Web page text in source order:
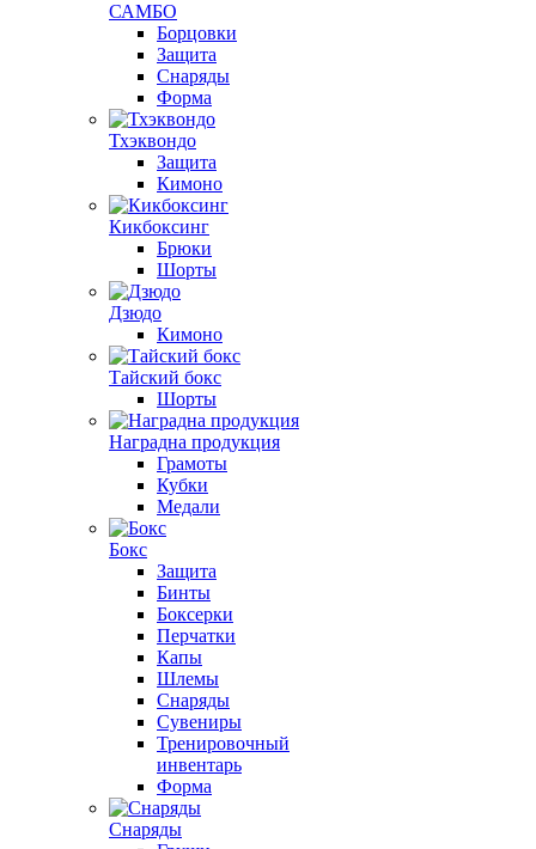
САМБО
Борцовки
Защита
Снаряды
Форма
Тхэквондо
Защита
Кимоно
Кикбоксинг
Брюки
Шорты
Дзюдо
Кимоно
Тайский бокс
Шорты
Наградна продукция
Грамоты
Кубки
Медали
Бокс
Защита
Бинты
Боксерки
Перчатки
Капы
Шлемы
Снаряды
Сувениры
Тренировочный
инвентарь
Форма
Снаряды